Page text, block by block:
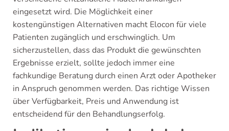
eingesetzt wird. Die Möglichkeit einer
kostengünstigen Alternativen macht Elocon für viele
Patienten zugänglich und erschwinglich. Um
sicherzustellen, dass das Produkt die gewünschten
Ergebnisse erzielt, sollte jedoch immer eine
fachkundige Beratung durch einen Arzt oder Apotheker
in Anspruch genommen werden. Das richtige Wissen
über Verfügbarkeit, Preis und Anwendung ist
entscheidend für den Behandlungserfolg.